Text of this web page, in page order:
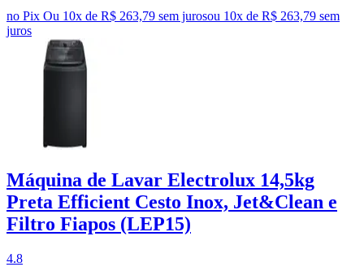
no Pix Ou 10x de R$ 263,79 sem jurosou 10x de R$ 263,79 sem
juros
Máquina de Lavar Electrolux 14,5kg
Preta Efficient Cesto Inox, Jet&Clean e
Filtro Fiapos (LEP15)
4.8